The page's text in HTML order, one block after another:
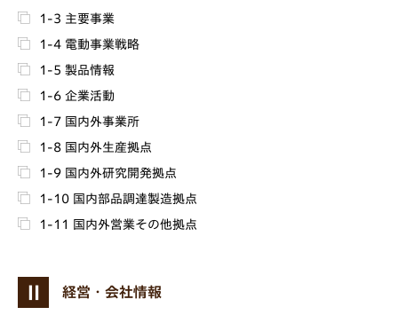
1-3 主要事業
1-4 電動事業戦略
1-5 製品情報
1-6 企業活動
1-7 国内外事業所
1-8 国内外生産拠点
1-9 国内外研究開発拠点
1-10 国内部品調達製造拠点
1-11 国内外営業その他拠点
経営・会社情報